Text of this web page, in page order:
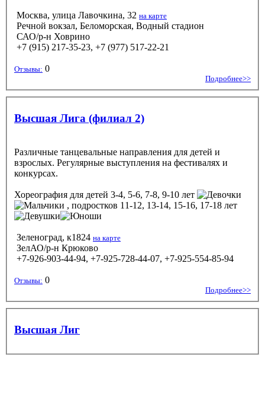
Москва, улица Лавочкина, 32 на карте
Речной вокзал, Беломорская, Водный стадион
САО/р-н Ховрино
+7 (915) 217-35-23, +7 (977) 517-22-21
Отзывы: 0
Подробнее>>
Высшая Лига (филиал 2)
Различные танцевальные направления для детей и
взрослых. Регулярные выступления на фестивалях и
конкурсах.
Хореография для детей 3-4, 5-6, 7-8, 9-10 лет
, подростков 11-12, 13-14, 15-16, 17-18 лет
Зеленоград, к1824 на карте
ЗелАО/р-н Крюково
+7-926-903-44-94, +7-925-728-44-07, +7-925-554-85-94
Отзывы: 0
Подробнее>>
Высшая Лиг